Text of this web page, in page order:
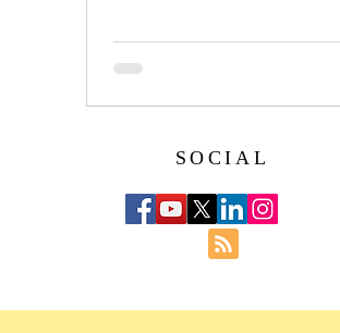
SOCIAL